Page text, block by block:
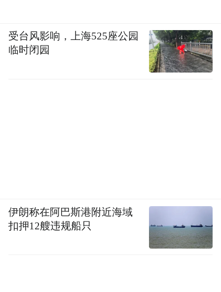
受台风影响，上海525座公园
临时闭园
伊朗称在阿巴斯港附近海域
扣押12艘违规船只